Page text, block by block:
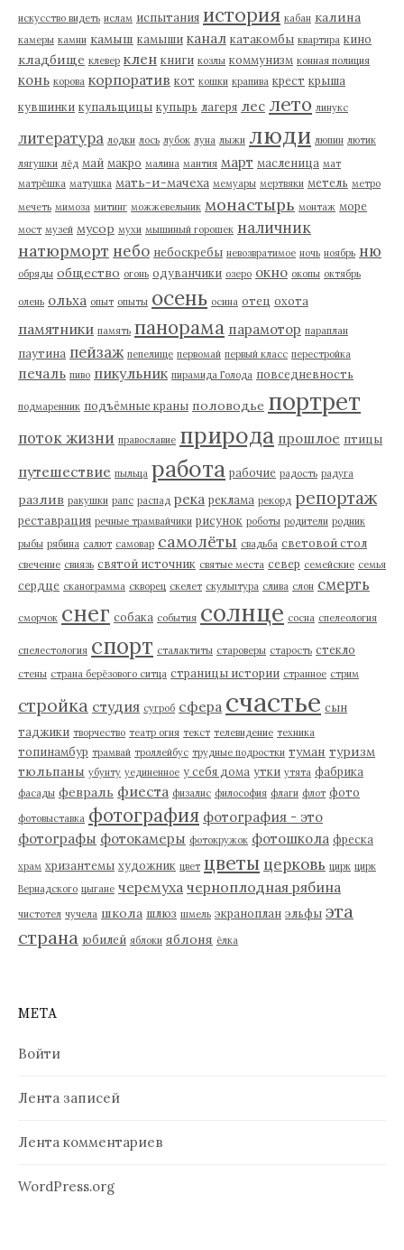
искусство видеть ислам испытания история кабан калина
камеры камни камыш камыши канал катакомбы квартира кино
кладбище клевер клен книги козлы коммунизм конная полиция
конь корова корпоратив кот кошки крапива крест крыша
кувшинки купальщицы купырь лагеря лес лето линукс
литература лодки лось лубок луна лыжи люди люпин лютик
лягушки лёд май макро малина мантия март масленица мат
матрёшка матушка мать-и-мачеха мемуары мертвяки метель метро
мечеть мимоза митинг можжевельник монастырь монтаж море
мост музей мусор мухи мышиный горошек наличник
натюрморт небо небоскребы невозвратимое ночь ноябрь ню
обряды общество огонь одуванчики озеро окно окопы октябрь
олень ольха опыт опыты осень осина отец охота
памятники память панорама парамотор параплан
паутина пейзаж пепелище первомай первый класс перестройка
печаль пиво пикульник пирамида Голода повседневность
подмаренник подъёмные краны половодье портрет
поток жизни православие природа прошлое птицы
путешествие пыльца работа рабочие радость радуга
разлив ракушки рапс распад река реклама рекорд репортаж
реставрация речные трамвайчики рисунок роботы родители родник
рыбы рябина салют самовар самолёты свадьба световой стол
свечение свиязь святой источник святые места север семейские семья
сердце сканограмма скворец скелет скульптура слива слон смерть
сморчок снег собака события солнце сосна спелеология
спелестология спорт сталактиты староверы старость стекло
стены страна берёзового ситца страницы истории странное стрим
стройка студия сугроб сфера счастье сын
таджики творчество театр огня текст телевидение техника
топинамбур трамвай троллейбус трудные подростки туман туризм
тюльпаны убунту уединенное у себя дома утки утята фабрика
фасады февраль фиеста физалис философия флаги флот фото
фотовыставка фотография фотография - это
фотографы фотокамеры фотокружок фотошкола фреска
храм хризантемы художник цвет цветы церковь цирк цирк
Вернадского цыгане черемуха черноплодная рябина
чистотел чучела школа шлюз шмель экраноплан эльфы эта
страна юбилей яблоки яблоня ёлка
МЕТА
Войти
Лента записей
Лента комментариев
WordPress.org